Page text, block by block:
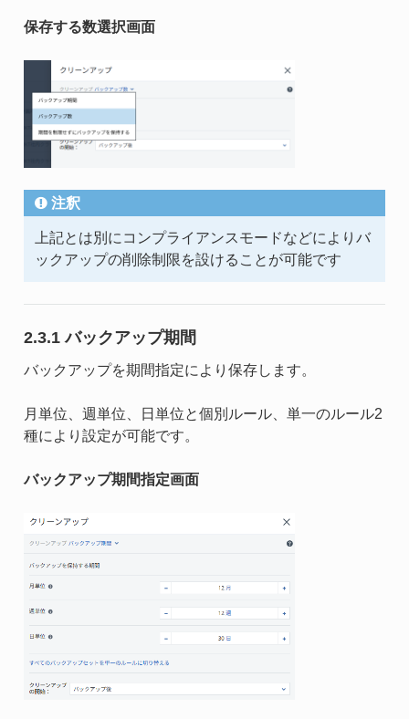
保存する数選択画面
注釈
上記とは別にコンプライアンスモードなどによりバ
ックアップの削除制限を設けることが可能です
2.3.1 バックアップ期間
バックアップを期間指定により保存します。
月単位、週単位、日単位と個別ルール、単一のルール2
種により設定が可能です。
バックアップ期間指定画面